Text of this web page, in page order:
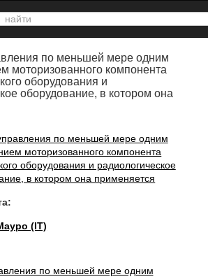
по меньшей мере одним
моторизованного компонента
оборудования и
оборудование, в котором она
(IT)